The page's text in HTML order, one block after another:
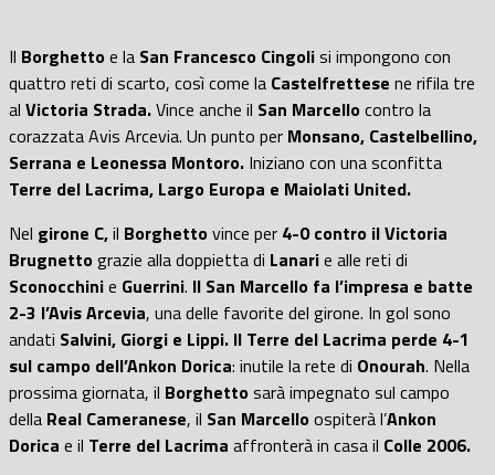
Il Borghettoe la San Francesco Cingolisi impongono con
quattro reti di scarto, così come la Castelfrettese ne rifila tre
al Victoria Strada.Vince anche il San Marcellocontro la
corazzata Avis Arcevia. Un punto per Monsano, Castelbellino,
Serrana e Leonessa Montoro. Iniziano con una sconfitta
Terre del Lacrima, Largo Europa e Maiolati United.
Nel girone C,il Borghettovince per 4-0 contro il Victoria
Brugnettograzie alla doppietta di Lanarie alle reti di
Sconocchinie Guerrini. Il San Marcello fa l’impresa e batte
2-3 l’Avis Arcevia, una delle favorite del girone. In gol sono
andati Salvini, Giorgi e Lippi. Il Terre del Lacrima perde 4-1
sul campo dell’Ankon Dorica: inutile la rete di Onourah. Nella
prossima giornata, il Borghettosarà impegnato sul campo
della Real Cameranese, il San Marcelloospiterà l’Ankon
Dorica e il Terre del Lacrima affronterà in casa il Colle 2006.